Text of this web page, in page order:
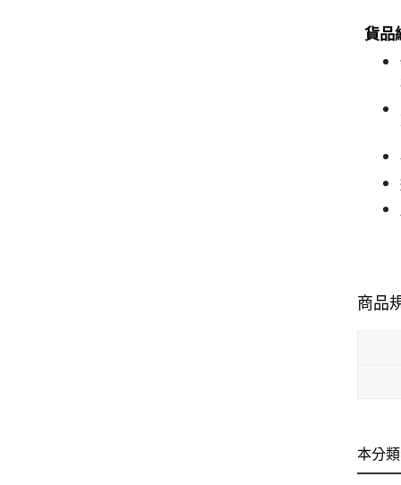
貨品
商品
本分